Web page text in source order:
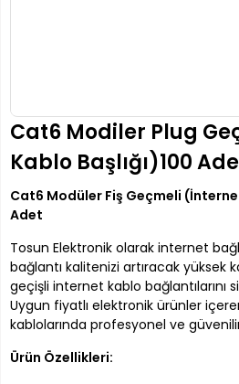
Cat6 Modiler Plug
Kablo Başlığı)100
Cat6 Modüler Fiş Geçmeli
Adet
Tosun Elektronik olarak internet
bağlantı kalitenizi artıracak yüksek
geçişli internet kablo bağlantılarını
Uygun fiyatlı elektronik ürünler
kablolarında profesyonel ve
Ürün Özellikleri: